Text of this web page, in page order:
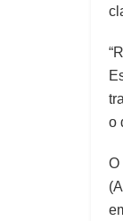
o
O